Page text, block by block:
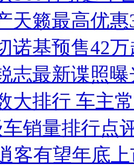
天籁最高优
诺基预售42
志最新谍照
大排行 车主
销量排行点
客有望年底